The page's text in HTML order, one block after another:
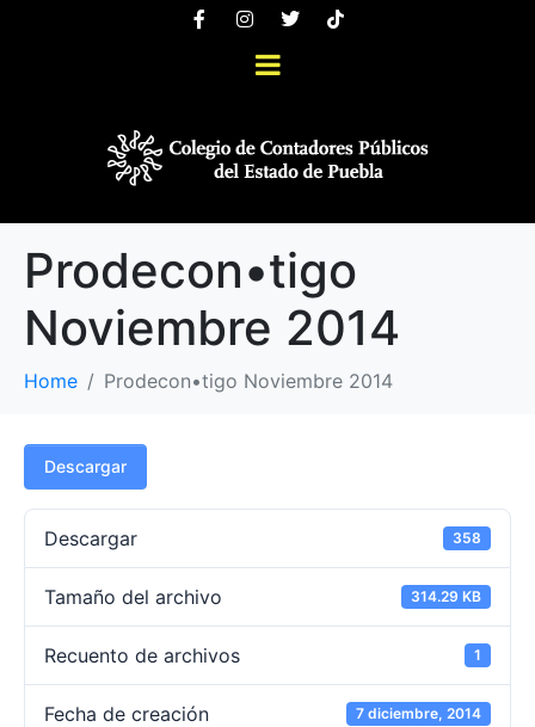
Prodecon•tigo
Noviembre 2014
Home Prodecon•tigo Noviembre 2014
Descargar
Descargar 358
Tamaño del archivo 314.29 KB
Recuento de archivos 1
Fecha de creación 7 diciembre, 2014